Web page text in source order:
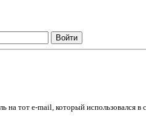
тот e-mail, который использовался в